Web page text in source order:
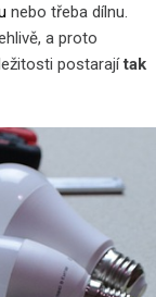
nebo třeba dílnu.
a proto
postarajítak